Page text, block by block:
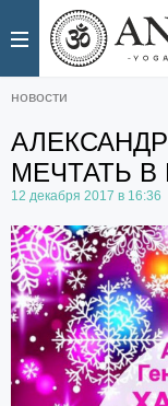
.
новости
МЕЧТАТЬ
12 декабря 2017 в 16:36